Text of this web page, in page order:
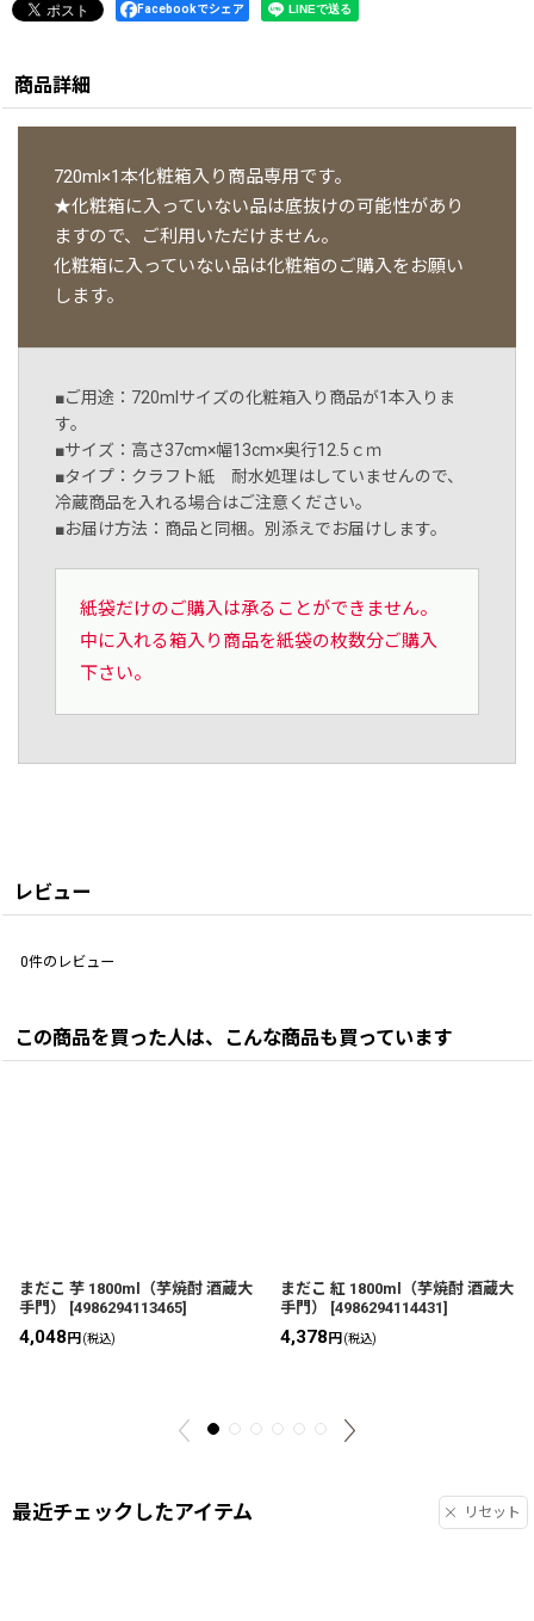
Facebookでシェア
商品詳細
720ml×1本化粧箱入り商品専用です。
★化粧箱に入っていない品は底抜けの可能性があり
ますので、ご利用いただけません。
化粧箱に入っていない品は化粧箱のご購入をお願い
します。
■ご用途：720mlサイズの化粧箱入り商品が1本入りま
す。
■サイズ：高さ37cm×幅13cm×奥行12.5ｃｍ
■タイプ：クラフト紙 耐水処理はしていませんので、
冷蔵商品を入れる場合はご注意ください。
■お届け方法：商品と同梱。別添えでお届けします。
紙袋だけのご購入は承ることができません。
中に入れる箱入り商品を紙袋の枚数分ご購入
下さい。
レビュー
0件のレビュー
この商品を買った人は、こんな商品も買っています
まだこ 芋 1800ml（芋焼酎 酒蔵大
手門）
[4986294113465]
4,048円(税込)
まだこ 紅 1800ml（芋焼酎 酒蔵大
手門）
[4986294114431]
4,378円(税込)
最近チェックしたアイテム リセット